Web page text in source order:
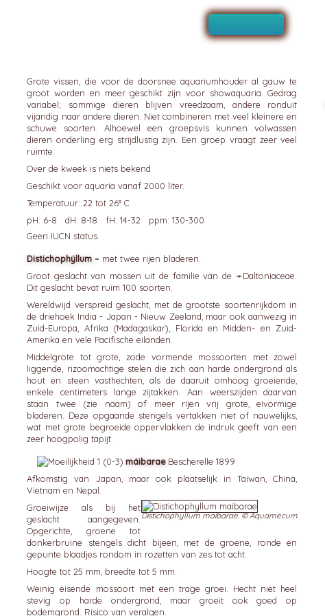
Grote vissen, die voor de doorsnee aquariumhouder al gauw te
groot worden en meer geschikt zijn voor showaquaria. Gedrag
variabel; sommige dieren blijven vreedzaam, andere ronduit
vijandig naar andere dieren. Niet combineren met veel kleinere en
schuwe soorten. Alhoewel een groepsvis kunnen volwassen
dieren onderling erg strijdlustig zijn. Een groep vraagt zeer veel
ruimte.
Over de kweek is niets bekend
Geschikt voor aquaria vanaf 2000 liter.
Temperatuur: 22 tot 26° C
pH: 6-8 dH: 8-18 fH: 14-32 ppm: 130-300
Geen IUCN status.
Distichophýllum = met twee rijen bladeren.
Groot geslacht van mossen uit de familie van de ➛Daltoniaceae
Dit geslacht bevat ruim 100 soorten.
Wereldwijd verspreid geslacht, met de grootste soortenrijkdom in
de driehoek India - Japan - Nieuw Zeeland, maar ook aanwezig in
Zuid-Europa, Afrika (Madagaskar), Florida en Midden- en Zuid-
Amerika en vele Pacifische eilanden.
Middelgrote tot grote, zode vormende mossoorten met zowel
liggende, rizoomachtige stelen die zich aan harde ondergrond als
hout en steen vasthechten, als de daaruit omhoog groeiende,
enkele centimeters lange zijtakken. Aan weerszijden daarvan
staan twee (zie naam) of meer rijen vrij grote, eivormige
bladeren. Deze opgaande stengels vertakken niet of nauwelijks,
wat met grote begroeide oppervlakken de indruk geeft van een
zeer hoogpolig tapijt.
máibaraeBescherelle 1899
Afkomstig van Japan, maar ook plaatselijk in Taiwan, China,
Vietnam en Nepal.
Distichophyllum maibarae. © Aquamecum
Groeiwijze als bij het
geslacht aangegeven.
Opgerichte, groene tot
donkerbruine stengels dicht bijeen, met de groene, ronde en
gepunte blaadjes rondom in rozetten van zes tot acht.
Hoogte tot 25 mm, breedte tot 5 mm.
Weinig eisende mossoort met een trage groei. Hecht niet heel
stevig op harde ondergrond, maar groeit ook goed op
bodemgrond. Risico van veralgen.